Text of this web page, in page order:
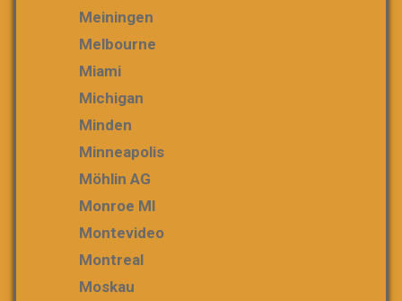
Meiningen
Melbourne
Miami
Michigan
Minden
Minneapolis
Möhlin AG
Monroe MI
Montevideo
Montreal
Moskau